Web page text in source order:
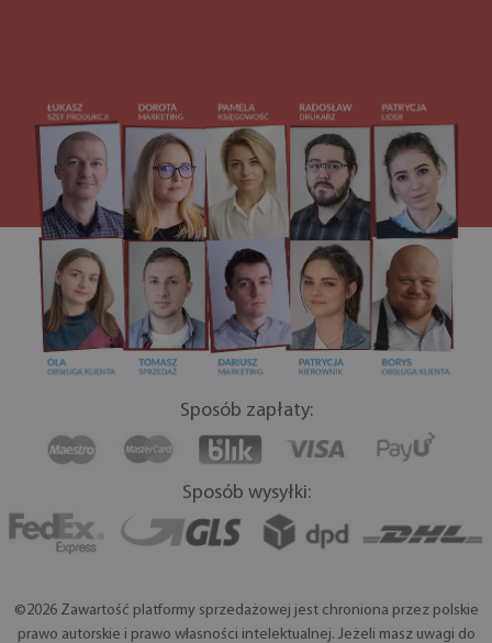
Sposób zapłaty:
Sposób wysyłki:
©2026 Zawartość platformy sprzedażowej jest chroniona przez polskie
prawo autorskie i prawo własności intelektualnej. Jeżeli masz uwagi do